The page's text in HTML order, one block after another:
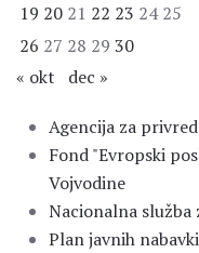
19 20 21 22 23 24 25
26 27 28 29 30
« okt
dec »
Agencija za
Fond "Evropski
Vojvodine
Nacionalna služba
Plan javnih nabavki